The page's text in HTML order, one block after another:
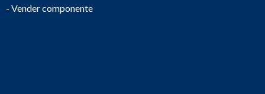
- Vender componente